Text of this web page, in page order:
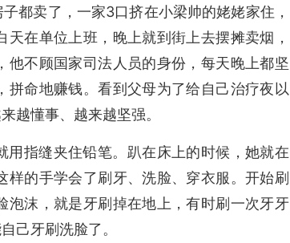
都卖了，一家3口挤在小梁帅的姥姥家住，
在单位上班，晚上就到街上去摆摊卖烟，
他不顾国家司法人员的身份，每天晚上都坚
命地赚钱。看到父母为了给自己治疗夜以
越懂事、越来越坚强。
指缝夹住铅笔。趴在床上的时候，她就在
的手学会了刷牙、洗脸、穿衣服。开始刷
泡沫，就是牙刷掉在地上，有时刷一次牙牙
己牙刷洗脸了。